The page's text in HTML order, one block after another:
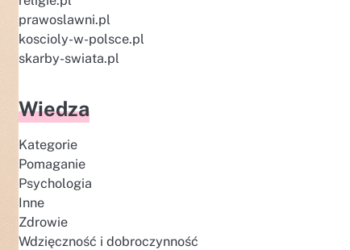
prawoslawni.pl
koscioly-w-polsce.pl
skarby-swiata.pl
Wiedza
Kategorie
Pomaganie
Psychologia
Inne
Zdrowie
Wdzięczność i dobroczynność